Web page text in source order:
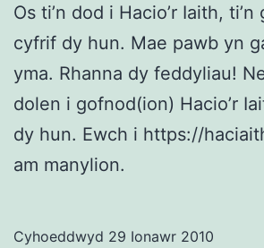
Os ti’n dod i Hacio’r Iaith,
cyfrif dy hun. Mae pawb yn
yma. Rhanna dy feddyliau!
dolen i gofnod(ion) Hacio’r
dy hun. Ewch i https://
am manylion.
Cyhoeddwyd 29 Ionawr 2010